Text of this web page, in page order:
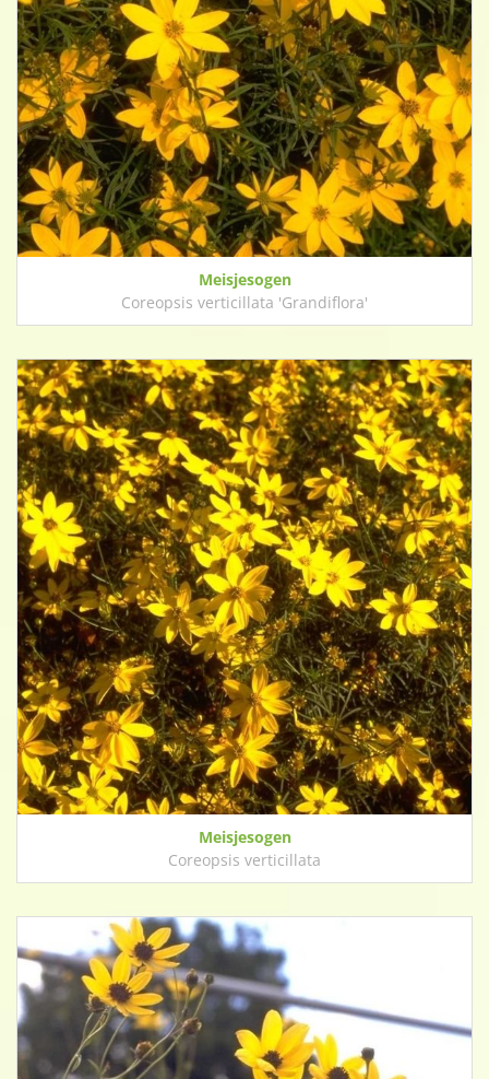
Meisjesogen
Coreopsis verticillata 'Grandiflora'
Meisjesogen
Coreopsis verticillata